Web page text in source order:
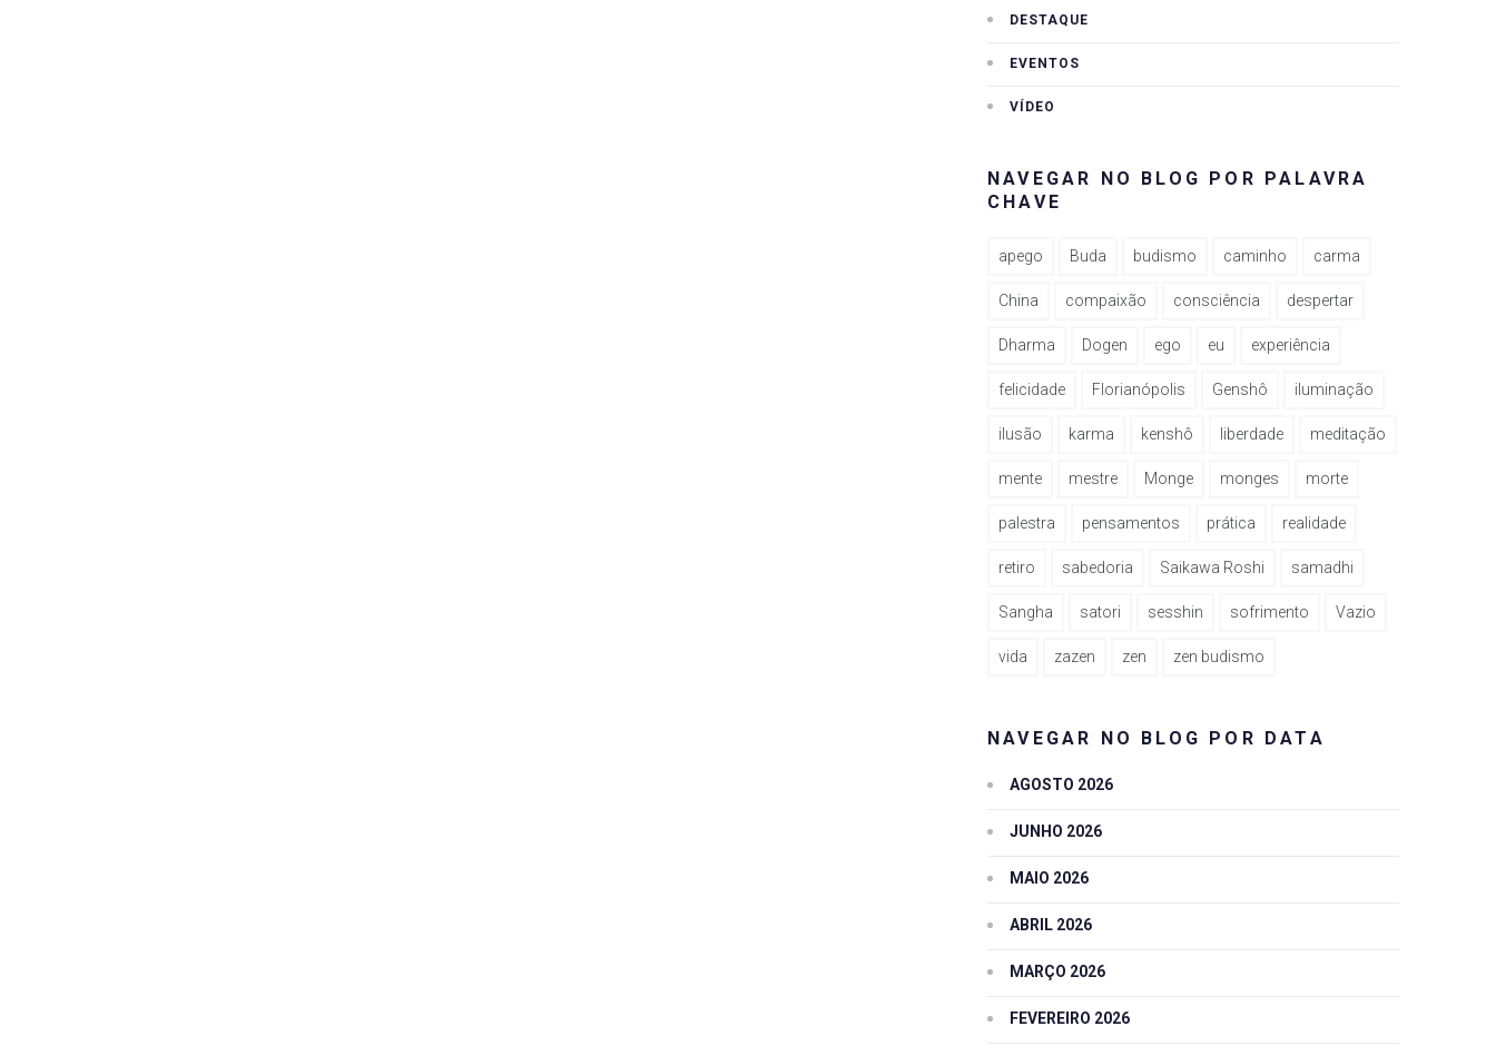
DESTAQUE
EVENTOS
VÍDEO
NAVEGAR NO BLOG POR PALAVRA
CHAVE
apego Buda budismo caminho carma
China compaixão consciência despertar
Dharma Dogen ego eu experiência
felicidade Florianópolis Genshô iluminação
ilusão karma kenshô liberdade meditação
mente mestre Monge monges morte
palestra pensamentos prática realidade
retiro sabedoria Saikawa Roshi samadhi
Sangha satori sesshin sofrimento Vazio
vida zazen zen zen budismo
NAVEGAR NO BLOG POR DATA
AGOSTO 2026
JUNHO 2026
MAIO 2026
ABRIL 2026
MARÇO 2026
FEVEREIRO 2026